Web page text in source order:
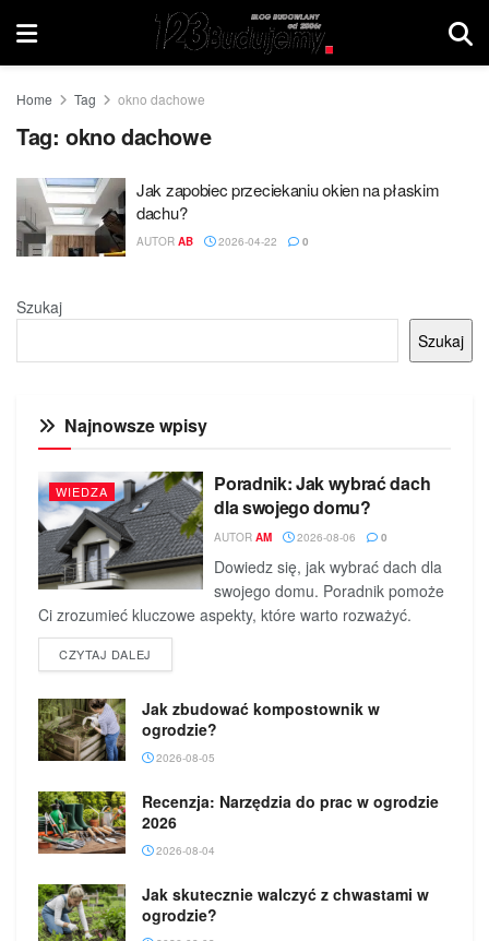
Home Tag okno dachowe
Tag: okno dachowe
Jak zapobiec przeciekaniu okien na płaskim
dachu?
AUTOR AB 2026-04-22 0
Szukaj
Szukaj
Najnowsze wpisy
WIEDZA
Poradnik: Jak wybrać dach
dla swojego domu?
AUTOR AM 2026-08-06 0
Dowiedz się, jak wybrać dach dla
swojego domu. Poradnik pomoże
Ci zrozumieć kluczowe aspekty, które warto rozważyć.
CZYTAJ DALEJ
Jak zbudować kompostownik w
ogrodzie?
2026-08-05
Recenzja: Narzędzia do prac w ogrodzie
2026
2026-08-04
Jak skutecznie walczyć z chwastami w
ogrodzie?